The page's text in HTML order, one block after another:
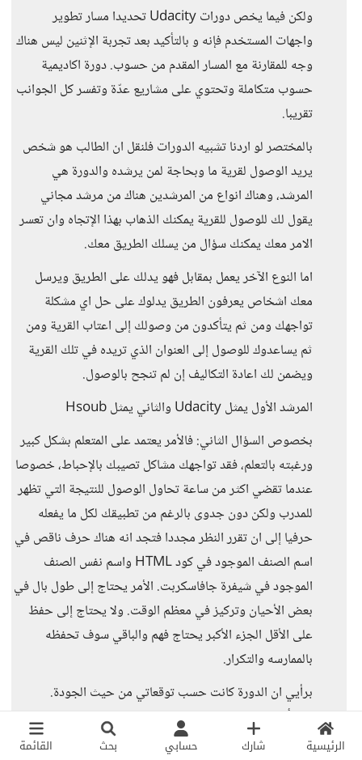
الرئيسية شارك حسابي بحث القائمة
ولكن فيما يخص دورات Udacity تحديدا مسار تطوير
واجهات المستخدم فإنه و بالتأكيد بعد تجربة الإثنين ليس هناك
وجه للمقارنة مع المسار المقدم من حسوب. دورة اكاديمية
حسوب متكاملة وتحتوي على مشاريع عدّة وتفسر كل الجوانب
تقريبا.
بالمختصر لو اردنا تشبيه الدورات فلنقل ان الطالب هو شخص
يريد الوصول لقرية ما وبحاجة لمن يرشده والدورة هي
المرشد، وهناك انواع من المرشدين هناك من مرشد مجاني
يقول لك للوصول للقرية يمكنك الذهاب بهذا الإتجاه وان تعسر
الامر معك يمكنك سؤال من يسلك الطريق معك.
اما النوع الآخر يعمل بمقابل فهو يدلك على الطريق ويرسل
معك اشخاص يعرفون الطريق يدلوك على حل اي مشكلة
تواجهك ومن ثم يتأكدون من وصولك إلى اعتاب القرية ومن
ثم يساعدوك للوصول إلى العنوان الذي تريده في تلك القرية
ويضمن لك اعادة التكاليف إن لم تنجح بالوصول.
المرشد الأول يمثل Udacity والثاني يمثل Hsoub
بخصوص السؤال الثاني: فالأمر يعتمد على المتعلم بشكل كبير
ورغبته بالتعلم، فقد تواجهك مشاكل تصيبك بالإحباط، خصوصا
عندما تقضي اكثر من ساعة تحاول الوصول للنتيجة التي تظهر
للمدرب ولكن دون جدوى بالرغم من تطبيقك لكل ما يفعله
حرفيا إلى ان تقرر النظر مجددا فتجد انه هناك حرف ناقص في
اسم الصنف الموجود في كود HTML واسم نفس الصنف
الموجود في شيفرة جافاسكربت. الأمر يحتاج إلى طول بال في
بعض الأحيان وتركيز في معظم الوقت. ولا يحتاج إلى حفظ
على الأقل الجزء الأكبر يحتاج فهم والباقي سوف تحفظه
بالممارسه والتكرار.
برأيي ان الدورة كانت حسب توقعاتي من حيث الجودة.
وبالتأكيد تحتاج إلى بذل جهد من طرف المتعلم لضمان النجاح.
بالتوفيق...